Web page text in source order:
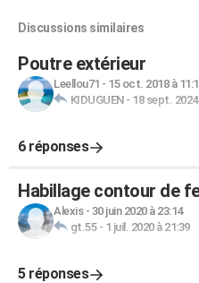
Discussions similaires
Poutre extérieur
Leellou71 - 15 oct. 2018 à
KIDUGUEN- 18 sept. 2024
6 réponses
Habillage contour de
Alexis- 30 juin 2020 à 23:14
gt.55- 1 juil. 2020 à 21:39
5 réponses